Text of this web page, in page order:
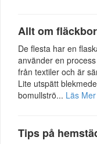
Allt om
De flesta har en
använder en
från textiler och är
Lite utspätt
bomullströ... Läs Mer
Tips på